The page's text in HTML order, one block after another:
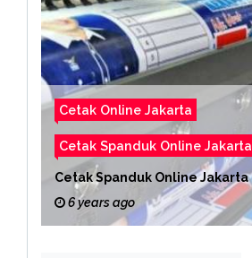
Cetak Online Jakarta
Cetak Spanduk Online Jakarta
Cetak Spanduk Online Jakarta
6 years ago